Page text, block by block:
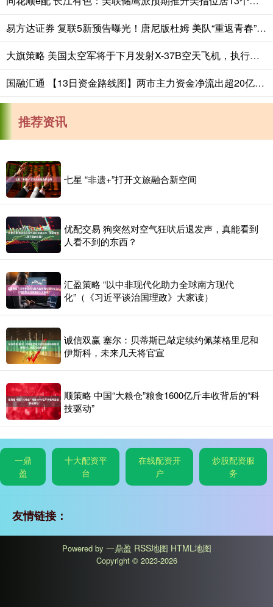
易方达证券 复联5新预告曝光！唐尼版杜姆 美队“重返青春”唤神锤
大旗策略 美国太空军将于下月发射X-37B空天飞机，执行第八次飞行任务_实验_航天器_技术
国融汇通 【13日资金路线图】两市主力资金净流出超20亿元 通信等行业实现净流入
推荐资讯
七星 “非遗+”打开文旅融合新空间
优配交易 狗突然对空气狂吠后退发声，真能看到
人看不到的东西？
汇盈策略 “以中非现代化助力全球南方现代
化”（《习近平谈治国理政》大家读）
诚信双赢 塞尔：贝蒂斯已敲定续约佩莱格里尼和
伊斯科，未来几天将官宣
顺策略 中国“大粮仓”粮食1600亿斤丰收背后的“科
技驱动”
一鼎
盈
十大配资平
台
在线配资开
户
炒股配资服
务
友情链接：
Powered by 一鼎盈 RSS地图 HTML地图
Copyright © 2023-2026